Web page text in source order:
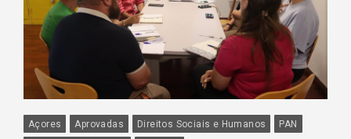
Açores Aprovadas Direitos Sociais e Humanos
PAN